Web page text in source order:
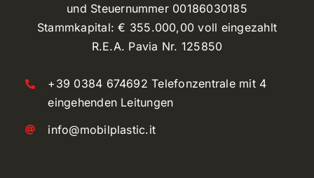
und Steuernummer 00186030185
Stammkapital: € 355.000,00 voll eingezahlt
R.E.A. Pavia Nr. 125850
+39 0384 674692 Telefonzentrale mit 4
eingehenden Leitungen
info@mobilplastic.it